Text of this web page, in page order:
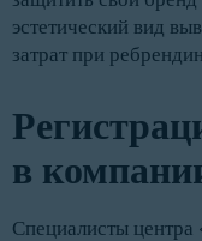
эстетический вид
затрат при
в
Специалисты